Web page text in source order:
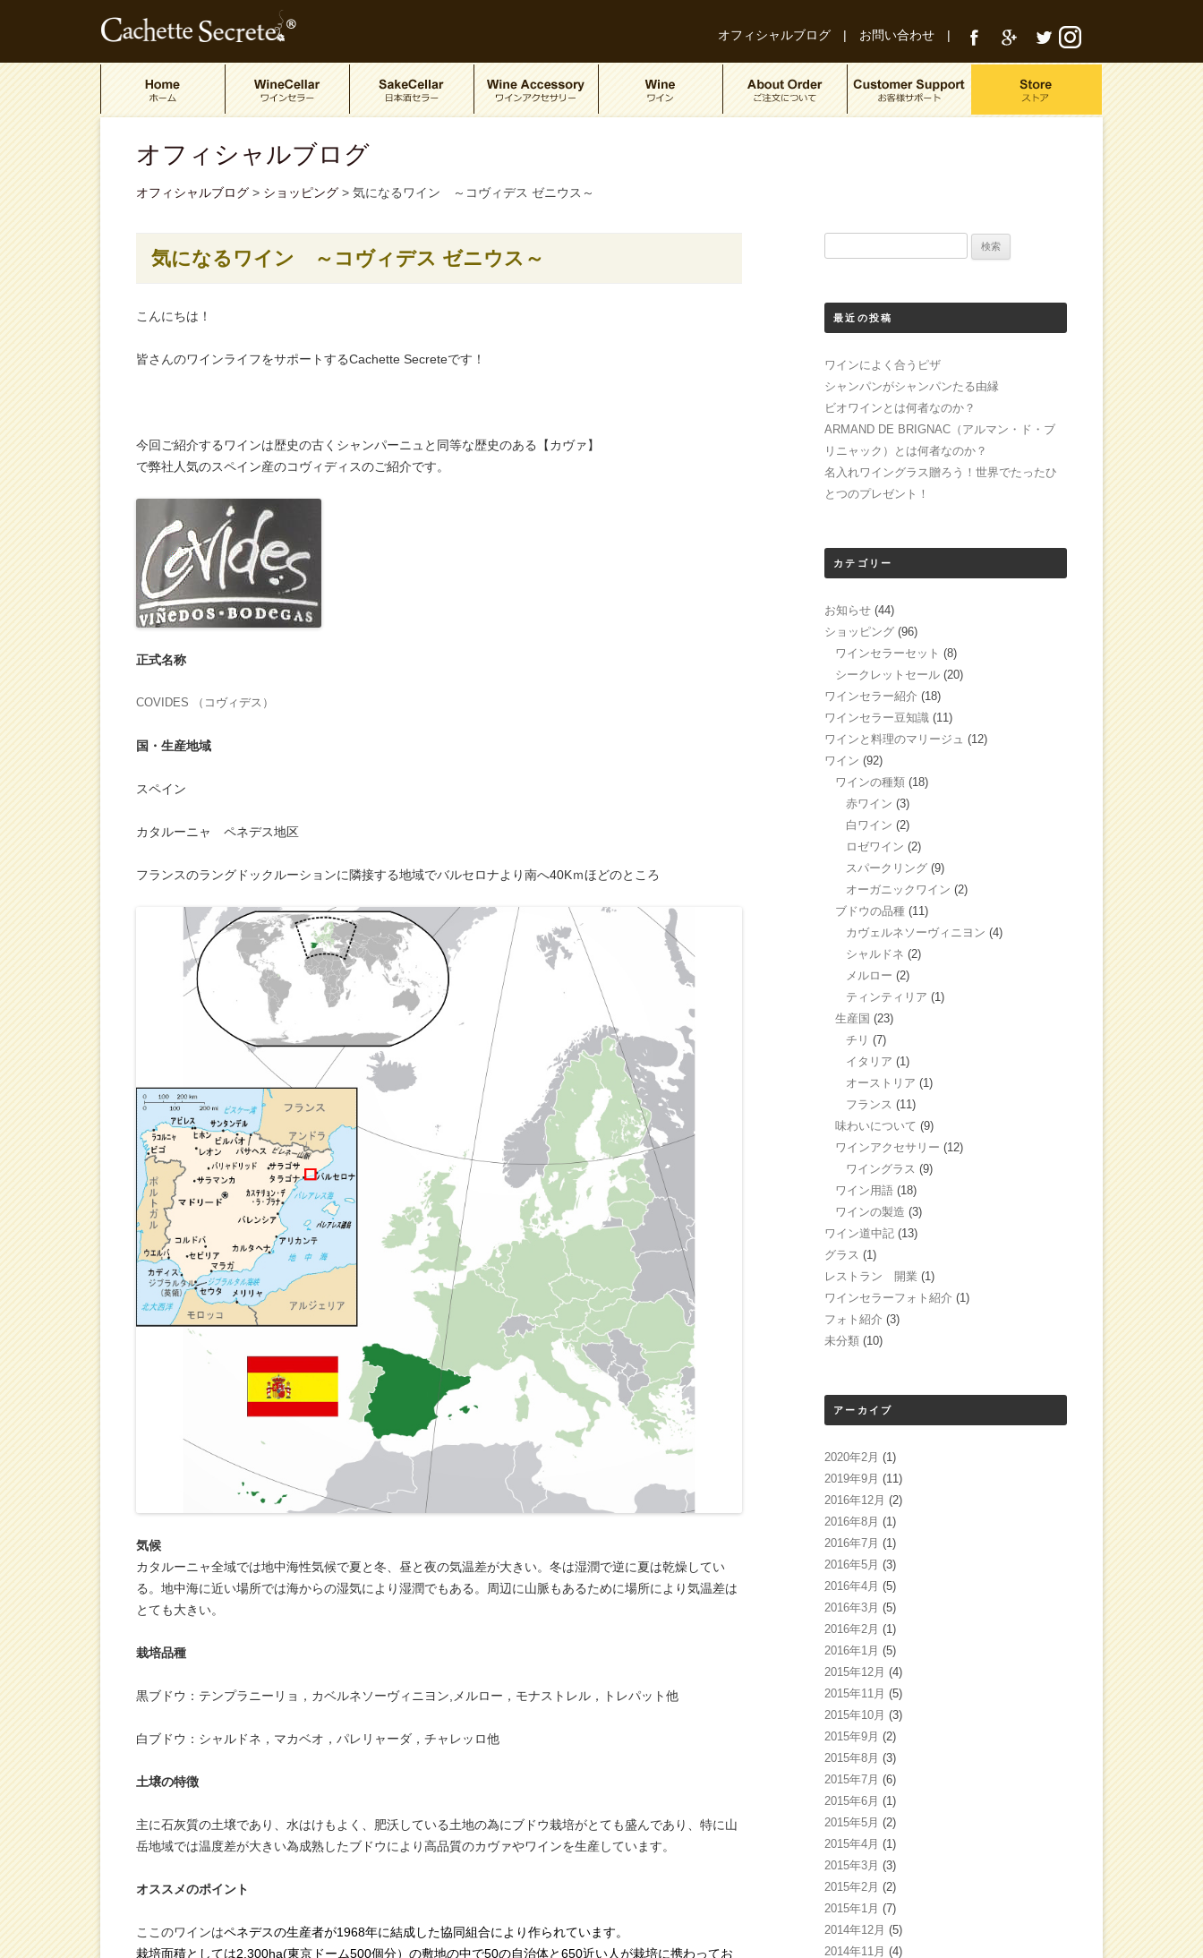
オフィシャルブログ | お問い合わせ |
オフィシャルブログ
オフィシャルブログ > ショッピング > 気になるワイン ～コヴィデス ゼニウス～
気になるワイン ～コヴィデス ゼニウス～
こんにちは！
皆さんのワインライフをサポートするCachette Secreteです！
今回ご紹介するワインは歴史の古くシャンパーニュと同等な歴史のある【カヴァ】
で弊社人気のスペイン産のコヴィディスのご紹介です。
正式名称
COVIDES （コヴィデス）
国・生産地域
スペイン
カタルーニャ ペネデス地区
フランスのラングドックルーションに隣接する地域でバルセロナより南へ40Kｍほどのところ
気候
カタルーニャ全域では地中海性気候で夏と冬、昼と夜の気温差が大きい。冬は湿潤で逆に夏は乾燥してい
る。地中海に近い場所では海からの湿気により湿潤でもある。周辺に山脈もあるために場所により気温差は
とても大きい。
栽培品種
黒ブドウ：テンプラニーリョ，カベルネソーヴィニヨン,メルロー，モナストレル，トレパット他
白ブドウ：シャルドネ，マカベオ，パレリャーダ，チャレッロ他
土壌の特徴
主に石灰質の土壌であり、水はけもよく、肥沃している土地の為にブドウ栽培がとても盛んであり、特に山
岳地域では温度差が大きい為成熟したブドウにより高品質のカヴァやワインを生産しています。
オススメのポイント
ここのワインはペネデスの生産者が1968年に結成した協同組合により作られています。
栽培面積としては2,300ha(東京ドーム500個分）の敷地の中で50の自治体と650近い人が栽培に携わってお
最近の投稿
ワインによく合うピザ
シャンパンがシャンパンたる由縁
ビオワインとは何者なのか？
ARMAND DE BRIGNAC（アルマン・ド・ブ
リニャック）とは何者なのか？
名入れワイングラス贈ろう！世界でたったひ
とつのプレゼント！
カテゴリー
お知らせ (44)
ショッピング (96)
ワインセラーセット (8)
シークレットセール (20)
ワインセラー紹介 (18)
ワインセラー豆知識 (11)
ワインと料理のマリージュ (12)
ワイン (92)
ワインの種類 (18)
赤ワイン (3)
白ワイン (2)
ロゼワイン (2)
スパークリング (9)
オーガニックワイン (2)
ブドウの品種 (11)
カヴェルネソーヴィニヨン (4)
シャルドネ (2)
メルロー (2)
ティンティリア (1)
生産国 (23)
チリ (7)
イタリア (1)
オーストリア (1)
フランス (11)
味わいについて (9)
ワインアクセサリー (12)
ワイングラス (9)
ワイン用語 (18)
ワインの製造 (3)
ワイン道中記 (13)
グラス (1)
レストラン 開業 (1)
ワインセラーフォト紹介 (1)
フォト紹介 (3)
未分類 (10)
アーカイブ
2020年2月 (1)
2019年9月 (11)
2016年12月 (2)
2016年8月 (1)
2016年7月 (1)
2016年5月 (3)
2016年4月 (5)
2016年3月 (5)
2016年2月 (1)
2016年1月 (5)
2015年12月 (4)
2015年11月 (5)
2015年10月 (3)
2015年9月 (2)
2015年8月 (3)
2015年7月 (6)
2015年6月 (1)
2015年5月 (2)
2015年4月 (1)
2015年3月 (3)
2015年2月 (2)
2015年1月 (7)
2014年12月 (5)
2014年11月 (4)